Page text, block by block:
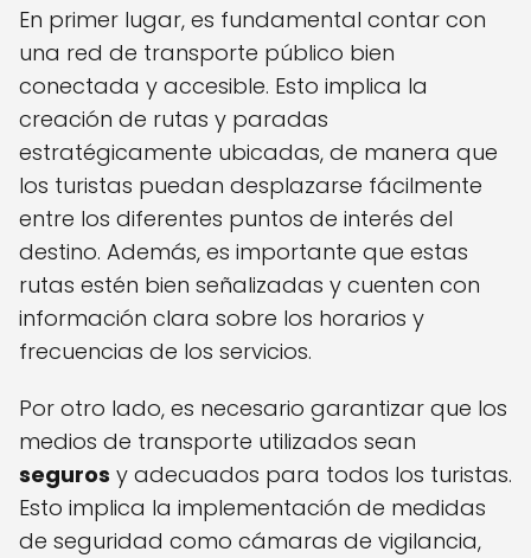
En primer lugar, es fundamental contar con
una red de transporte público bien
conectada y accesible. Esto implica la
creación de rutas y paradas
estratégicamente ubicadas, de manera que
los turistas puedan desplazarse fácilmente
entre los diferentes puntos de interés del
destino. Además, es importante que estas
rutas estén bien señalizadas y cuenten con
información clara sobre los horarios y
frecuencias de los servicios.
Por otro lado, es necesario garantizar que los
medios de transporte utilizados sean
seguros y adecuados para todos los turistas.
Esto implica la implementación de medidas
de seguridad como cámaras de vigilancia,